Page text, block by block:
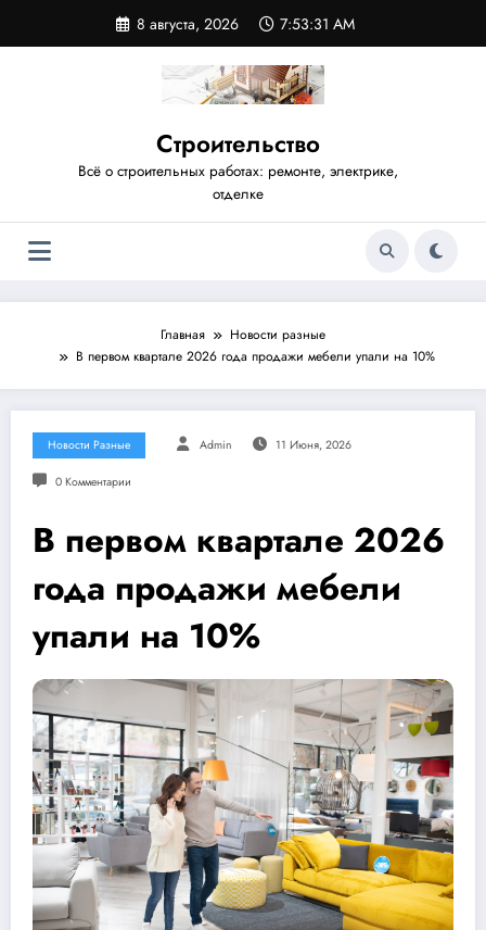
содержимому
8 августа, 2026 7:53:32 AM
Строительство
Всё о строительных работах: ремонте, электрике,
отделке
Главная
Новости разные
В первом квартале 2026 года продажи мебели упали на 10%
Новости Разные Admin 11 Июня, 2026
0 Комментарии
В первом квартале 2026
года продажи мебели
упали на 10%